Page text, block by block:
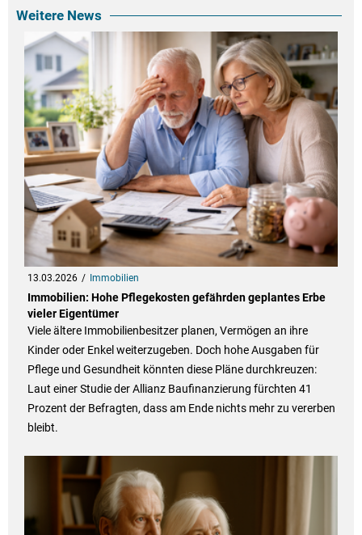
Weitere News
13.03.2026 Immobilien
Immobilien: Hohe Pflegekosten gefährden geplantes Erbe
vieler Eigentümer
Viele ältere Immobilienbesitzer planen, Vermögen an ihre
Kinder oder Enkel weiterzugeben. Doch hohe Ausgaben für
Pflege und Gesundheit könnten diese Pläne durchkreuzen:
Laut einer Studie der Allianz Baufinanzierung fürchten 41
Prozent der Befragten, dass am Ende nichts mehr zu vererben
bleibt.